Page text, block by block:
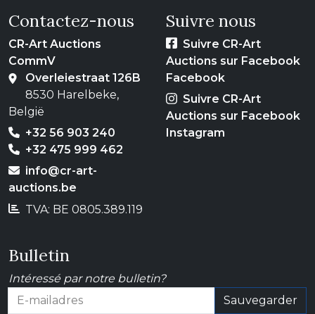
Contactez-nous
CR-Art Auctions
CommV
Overleiestraat 126B
8530 Harelbeke,
België
+32 56 903 240
+32 475 999 462
info@cr-art-
auctions.be
TVA: BE 0805.389.119
Suivre nous
Suivre CR-Art
Auctions sur Facebook
Facebook
Suivre CR-Art
Auctions sur Facebook
Instagram
Bulletin
Intéressé par notre bulletin?
Sauvegarder